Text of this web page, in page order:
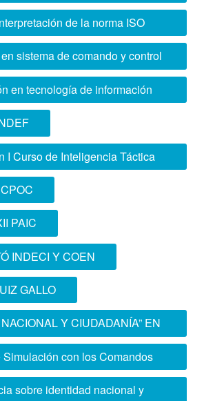
a ESCOFFAA
de la norma ISO
21001:2018
sistema de comando y control
“Wiracocha”
en tecnología de información
geoespacial
I Curso de Inteligencia Táctica
Conjunta
PAIC
INDECI Y COEN
GALLO
Y CIUDADANÍA” EN
SILVA DE OCHOAcon los Comandos
del Norte y Sur
sobre identidad nacional y